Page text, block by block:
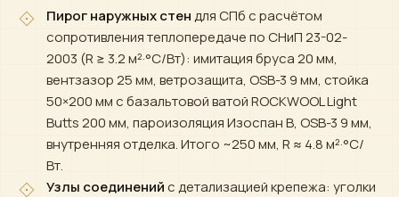
Пирог наружных стендля СПб с расчётом
сопротивления теплопередаче по СНиП 23-02-
2003 (R ≥ 3.2 м²·°C/Вт): имитация бруса 20 мм,
вентзазор 25 мм, ветрозащита, OSB-3 9 мм, стойка
50×200 мм с базальтовой ватой ROCKWOOL Light
Butts 200 мм, пароизоляция Изоспан В, OSB-3 9 мм,
внутренняя отделка. Итого ~250 мм, R ≈ 4.8 м²·°C/
Вт.
Узлы соединенийс детализацией крепежа: уголки